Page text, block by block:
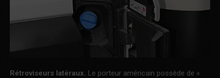
Rétroviseurs latéraux. Le porteur américain possède de «